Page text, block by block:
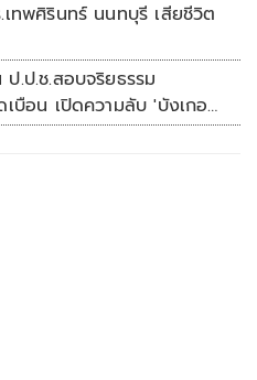
ทพศิรินทร์ นนทบุรี เสียชีวิต
บือน เปิดความลับ 'บังเกอร์